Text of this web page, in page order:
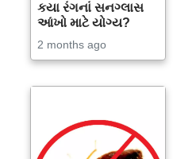
કયા રંગનાં સનગ્લાસ
આંખો માટે યોગ્ય?
2 months ago